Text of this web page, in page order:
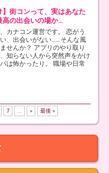
】街コンって、実はあなた
高の出会いの場か…
カナコン運営です。 恋がう
、出会いがない……そんな風
せんか？ アプリのやり取り
知らない人から突然声をかけ
は怖かったり。 職場や日常
7 ... » 最後 »